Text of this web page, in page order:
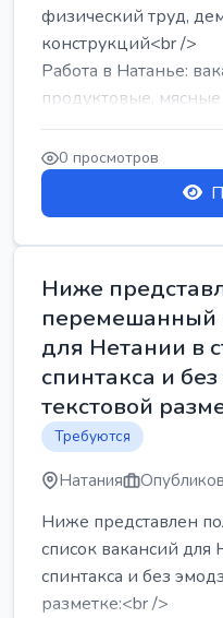
физический труд,
конструкций<br />
Работа в Натанье:
продуктовые,
Разнорабочий на
0 просмотров
Ниже
перемешанный
для Нетании в
спинтакса и
текстовой
Требуются
Натания
Ниже представлен
список вакансий для
спинтакса и без
разметке:<br />